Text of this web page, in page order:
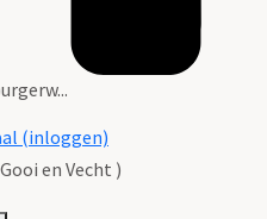
(inloggen)
en Vecht )